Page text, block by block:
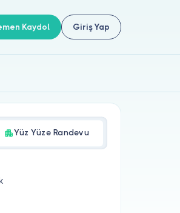
Kaydol Giriş Yap
Yüz Yüze Randevu